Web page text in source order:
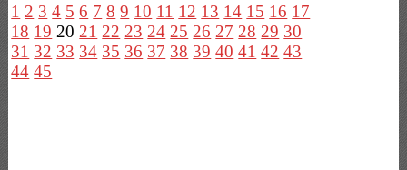
1 2 3 4 5 6 7 8 9 10 11 12 13 14 15 16 17
18 19 20 21 22 23 24 25 26 27 28 29 30
31 32 33 34 35 36 37 38 39 40 41 42 43
44 45